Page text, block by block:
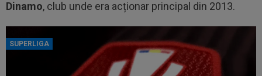
Dinamo, club unde era acționar principal din 2013.
SUPERLIGA